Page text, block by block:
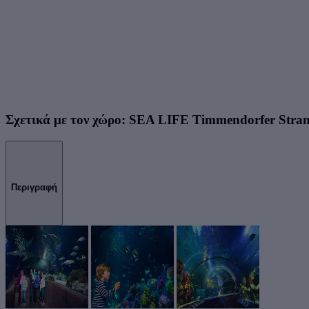
Σχετικά με τον χώρο: SEA LIFE Timmendorfer
Περιγραφή